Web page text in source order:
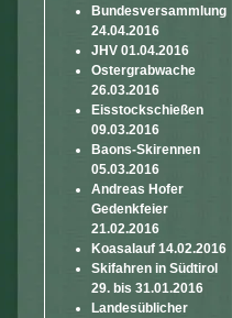
Bundesversammlung
24.04.2016
JHV 01.04.2016
Ostergrabwache
26.03.2016
Eisstockschießen
09.03.2016
Baons-Skirennen
05.03.2016
Andreas Hofer
Gedenkfeier
21.02.2016
Koasalauf 14.02.2016
Skifahren in Südtirol
29. bis 31.01.2016
Landesüblicher